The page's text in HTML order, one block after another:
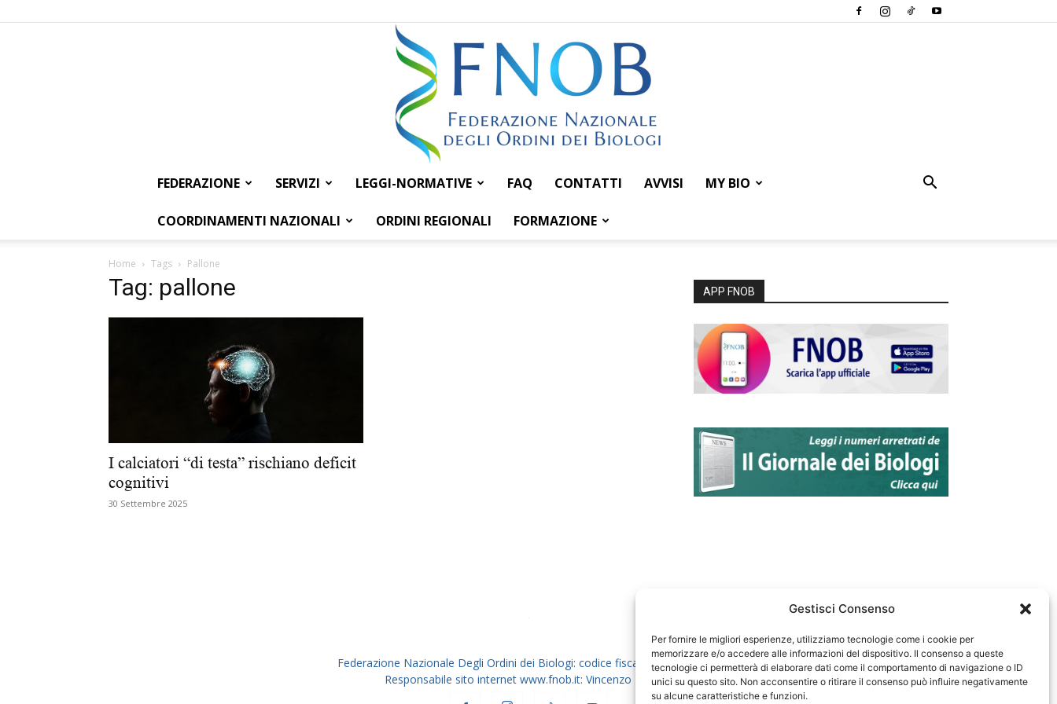
Gestisci Consenso
Per fornire le migliori esperienze, utilizziamo tecnologie come i cookie per
memorizzare e/o accedere alle informazioni del dispositivo. Il consenso a queste
tecnologie ci permetterà di elaborare dati come il comportamento di navigazione o ID
unici su questo sito. Non acconsentire o ritirare il consenso può influire negativamente
su alcune caratteristiche e funzioni.
Federazione
dei
FEDERAZIONE SERVIZI LEGGI-NORMATIVE FAQ CONTATTI AVVISI MY BIO
COORDINAMENTI NAZIONALI ORDINI REGIONALI FORMAZIONE
Home Tags Pallone
Tag: pallone
I calciatori “di testa” rischiano deficit
cognitivi
30 Settembre 2025
APP FNOB
Federazione Nazionale Degli Ordini dei Biologi: codice fiscale 80069130583
Responsabile sito internet www.fnob.it: Vincenzo D'Anna